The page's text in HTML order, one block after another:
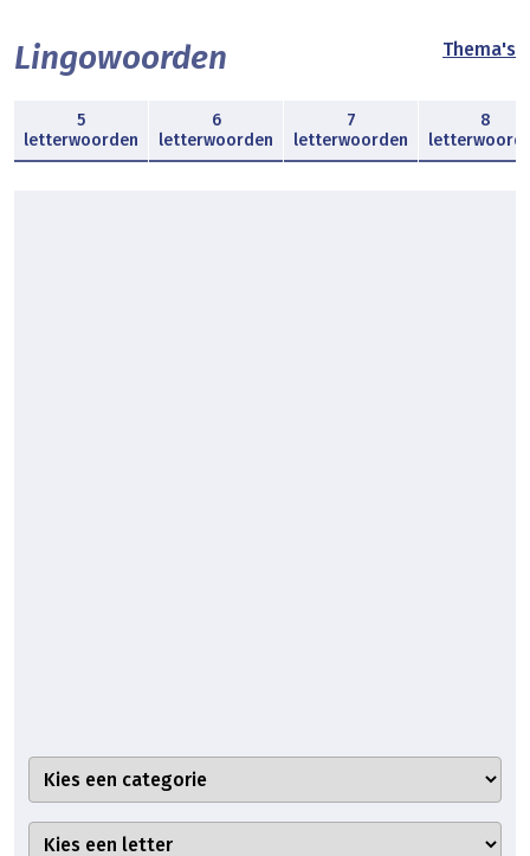
Lingowoorden Thema's
5
letterwoorden
6
letterwoorden
7
letterwoorden
8